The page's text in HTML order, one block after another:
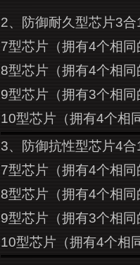
2、防御耐久型芯片3
7型芯片（拥有4个相
8型芯片（拥有4个相
9型芯片（拥有3个相
10型芯片（拥有4个相
3、防御抗性型芯片4
7型芯片（拥有4个相
8型芯片（拥有4个相
9型芯片（拥有3个相
10型芯片（拥有4个相